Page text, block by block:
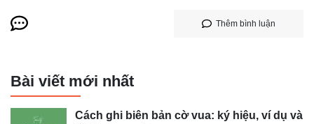
Thêm bình luận
Bài viết mới nhất
Cách ghi biên bản cờ vua: ký hiệu, ví dụ và